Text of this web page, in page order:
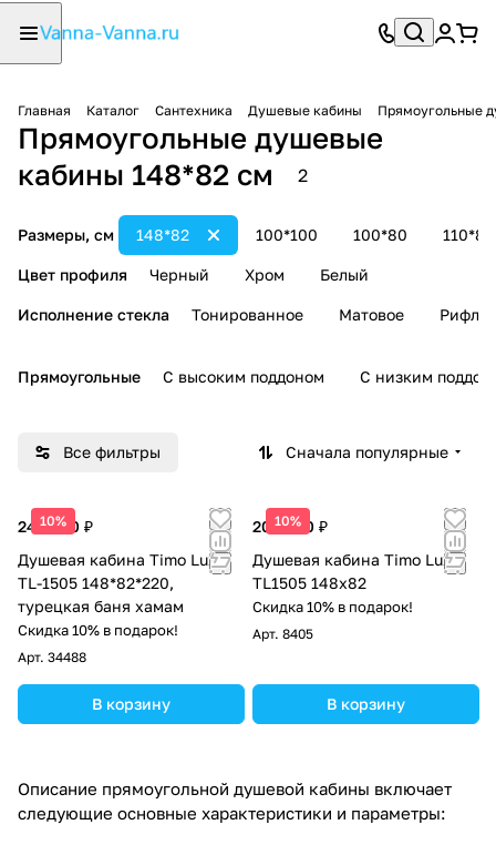
Главная Каталог Сантехника Душевые кабины Прямоугольные
Прямоугольные душевые
кабины 148*82 см
2
Размеры, см 100*100 100*80 110*80
148*82
Цвет профиля Черный Хром Белый
Исполнение стекла Тонированное Матовое
Прямоугольные С высоким поддоном С низким
Все фильтры Сначала популярные
10%
245 000 ₽
Душевая кабина Timo Lux
TL-1505 148*82*220,
турецкая баня хамам
Скидка 10% в подарок!
Арт. 34488
В корзину
10%
200 200 ₽
Душевая кабина Timo Lux
TL1505 148х82
Скидка 10% в подарок!
Арт. 8405
В корзину
Описание прямоугольной душевой кабины включает
следующие основные характеристики и параметры: